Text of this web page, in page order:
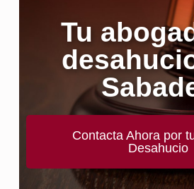
Tu
Contacta Ahora por
Desahucio